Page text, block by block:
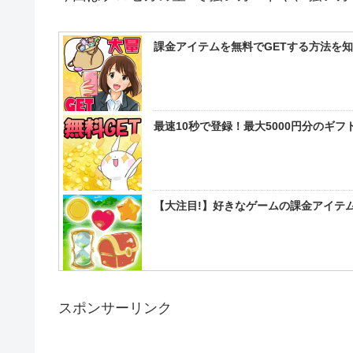
課金アイテムを無料でGETする方法を
最速10秒で登録！最大5000円分のギフ
【大注目!】好きなゲームの課金アイ
スポンサーリンク